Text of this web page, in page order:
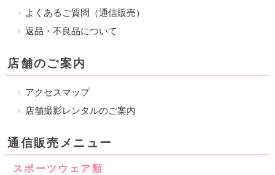
よくあるご質問（通信販売）
返品・不良品について
店舗のご案内
アクセスマップ
店舗撮影レンタルのご案内
通信販売メニュー
スポーツウェア類